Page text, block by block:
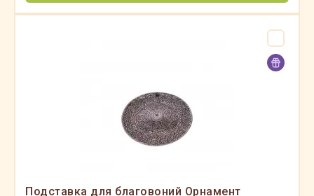
Подставка для благовоний Орнамент